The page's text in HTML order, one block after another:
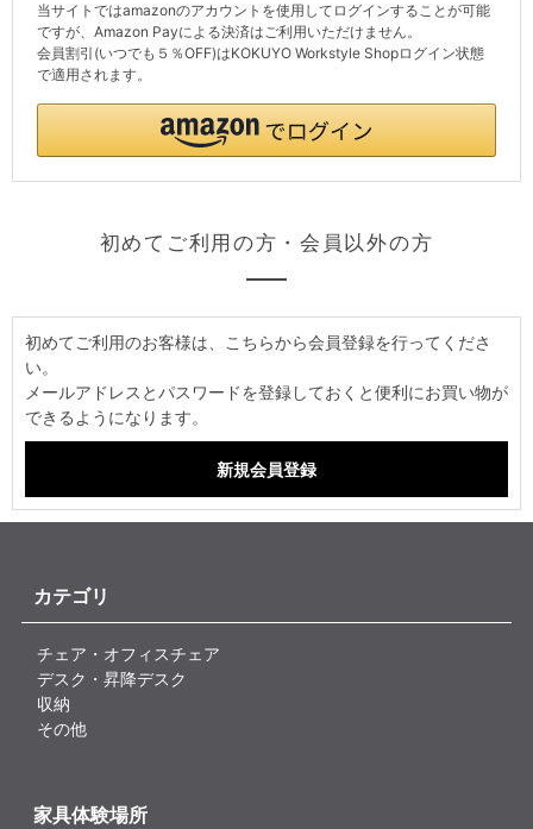
初めてご利用の方・会員以外の方
初めてご利用のお客様は、こちらから会員登録を行ってくださ
い。
メールアドレスとパスワードを登録しておくと便利にお買い物が
できるようになります。
カテゴリ
チェア・オフィスチェア
デスク・昇降デスク
収納
その他
家具体験場所